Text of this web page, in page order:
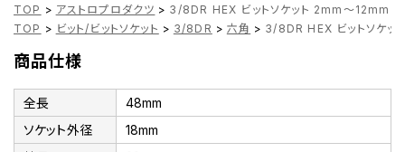
TOP > アストロプロダクツ > 3/8DR HEX ビットソケット 2mm～12mm
TOP > ビット/ビットソケット > 3/8DR > 六角 > 3/8DR HEX ビットソケッ
商品仕様
全長
48mm
ソケット外径
18mm